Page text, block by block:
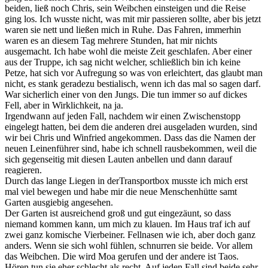
beiden, ließ noch Chris, sein Weibchen einsteigen und die Reise
ging los. Ich wusste nicht, was mit mir passieren sollte, aber bis jetzt
waren sie nett und ließen mich in Ruhe. Das Fahren, immerhin
waren es an diesem Tag mehrere Stunden, hat mir nichts
ausgemacht. Ich habe wohl die meiste Zeit geschlafen. Aber einer
aus der Truppe, ich sag nicht welcher, schließlich bin ich keine
Petze, hat sich vor Aufregung so was von erleichtert, das glaubt man
nicht, es stank geradezu bestialisch, wenn ich das mal so sagen darf.
War sicherlich einer von den Jungs. Die tun immer so auf dickes
Fell, aber in Wirklichkeit, na ja.
Irgendwann auf jeden Fall, nachdem wir einen Zwischenstopp
eingelegt hatten, bei dem die anderen drei ausgeladen wurden, sind
wir bei Chris und Winfried angekommen. Dass das die Namen der
neuen Leinenführer sind, habe ich schnell rausbekommen, weil die
sich gegenseitig mit diesen Lauten anbellen und dann darauf
reagieren.
Durch das lange Liegen in derTransportbox musste ich mich erst
mal viel bewegen und habe mir die neue Menschenhütte samt
Garten ausgiebig angesehen.
Der Garten ist ausreichend groß und gut eingezäunt, so dass
niemand kommen kann, um mich zu klauen. Im Haus traf ich auf
zwei ganz komische Vierbeiner. Fellnasen wie ich, aber doch ganz
anders. Wenn sie sich wohl fühlen, schnurren sie beide. Vor allem
das Weibchen. Die wird Moa gerufen und der andere ist Taos.